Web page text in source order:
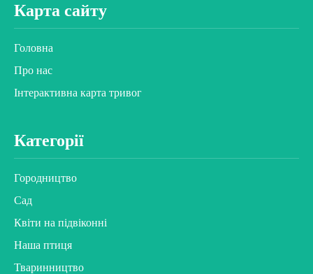
Карта сайту
Головна
Про нас
Інтерактивна карта тривог
Категорії
Городництво
Сад
Квіти на підвіконні
Наша птиця
Тваринництво